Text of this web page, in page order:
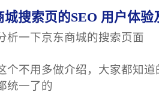
城搜索页的SEO 用户体验
析一下京东商城的搜索页面
个不用多做介绍，大家都知
统一了的